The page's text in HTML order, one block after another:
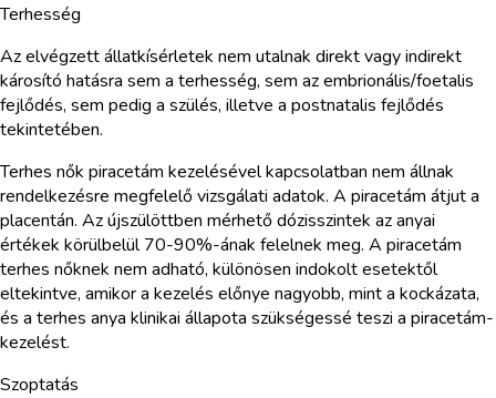
Terhesség
Az elvégzett állatkísérletek nem utalnak direkt vagy indirekt
károsító hatásra sem a terhesség, sem az embrionális/foetalis
fejlődés, sem pedig a szülés, illetve a postnatalis fejlődés
tekintetében.
Terhes nők piracetám kezelésével kapcsolatban nem állnak
rendelkezésre megfelelő vizsgálati adatok. A piracetám átjut a
placentán. Az újszülöttben mérhető dózisszintek az anyai
értékek körülbelül 70-90%-ának felelnek meg. A piracetám
terhes nőknek nem adható, különösen indokolt esetektől
eltekintve, amikor a kezelés előnye nagyobb, mint a kockázata,
és a terhes anya klinikai állapota szükségessé teszi a piracetám-
kezelést.
Szoptatás